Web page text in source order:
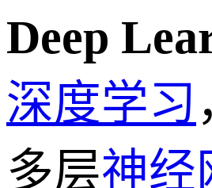
Deep
深度学习
多层神经